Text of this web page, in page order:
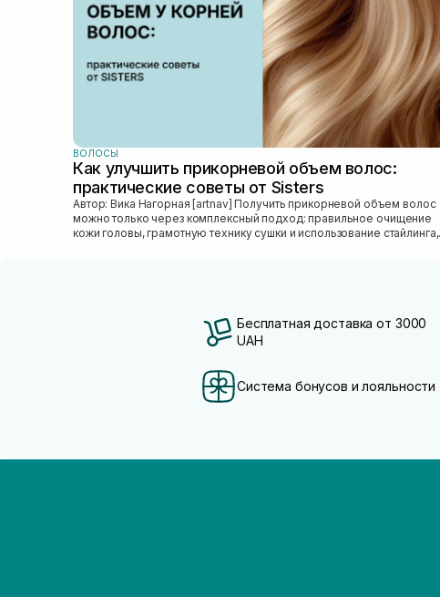
ВОЛОСЫ
Как улучшить прикорневой объем волос:
практические советы от Sisters
Автор: Вика Нагорная [artnav] Получить прикорневой объем волос
можно только через комплексный подход: правильное очищение
кожи головы, грамотную технику сушки и использование стайлинга,
Бесплатная доставка от 3000
UAH
Система бонусов и лояльности